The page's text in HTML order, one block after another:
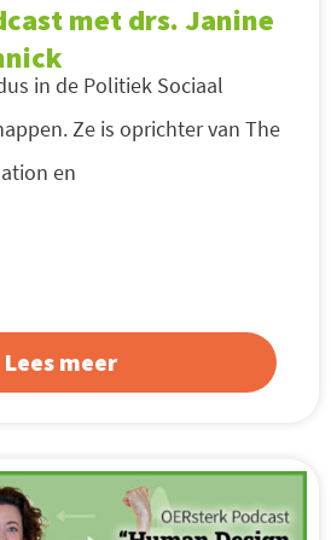
met drs. Janine
in de Politiek Sociaal
Ze is oprichter van The
en
Lees meer